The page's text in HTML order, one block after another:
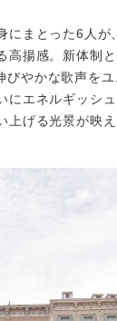
にまとった6人が
高揚感。新体制
びやかな歌声を
にエネルギッシ
上げる光景が映え